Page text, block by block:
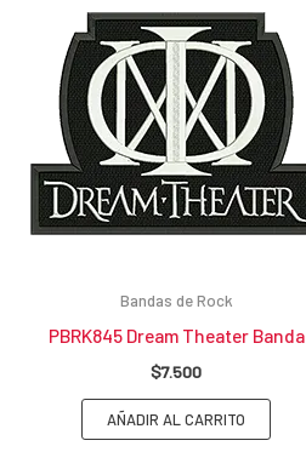
Bandas de Rock
PBRK845 Dream Theater Banda
$7.500
AÑADIR AL CARRITO